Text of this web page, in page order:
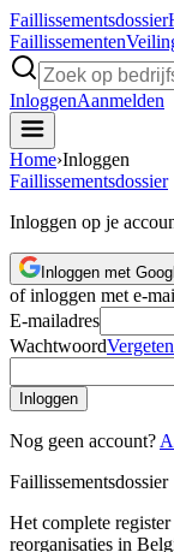
Faillissementsdossier
Faillissementen
InloggenAanmelden
Home›Inloggen
Faillissementsdossier
Inloggen op je
Inloggen met
of inloggen met e-
E-mailadres
Wachtwoord
Inloggen
Nog geen account?
Faillissementsdossier
Het complete
reorganisaties in